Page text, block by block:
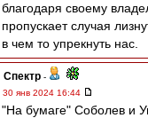
благодаря своему
пропускает случая
в чем то упрекнуть нас.
Спектр -
30 янв 2024 16:44
"На бумаге" Соболев и